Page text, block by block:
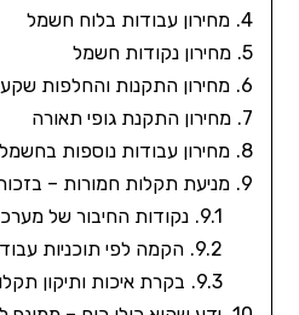
מחירון עבודות בלוח חשמל
מחירון נקודות חשמל
מחירון התקנות והחלפות
מחירון התקנת גופי תאורה
מחירון עבודות נוספות בחשמל
מניעת תקלות חמורות –
נקודות החיבור של
הקמה לפי תוכניות
בקרת איכות ותיקון